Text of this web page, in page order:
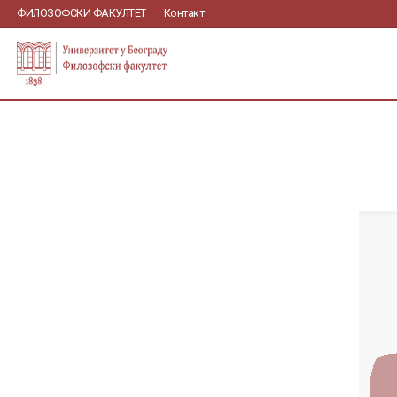
ФИЛОЗОФСКИ ФАКУЛТЕТ Контакт